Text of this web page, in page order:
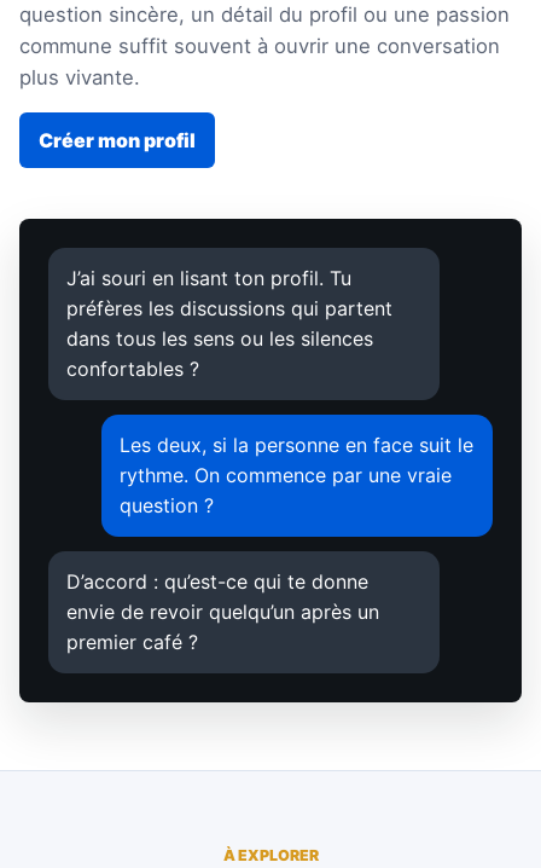
question sincère, un détail du profil ou une passion
commune suffit souvent à ouvrir une conversation
plus vivante.
Créer mon profil
J’ai souri en lisant ton profil. Tu
préfères les discussions qui partent
dans tous les sens ou les silences
confortables ?
Les deux, si la personne en face suit le
rythme. On commence par une vraie
question ?
D’accord : qu’est-ce qui te donne
envie de revoir quelqu’un après un
premier café ?
À EXPLORER